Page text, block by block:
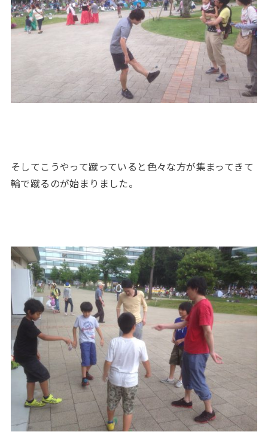
そしてこうやって蹴っていると色々な方が集まってきて
輪で蹴るのが始まりました。